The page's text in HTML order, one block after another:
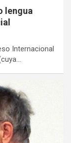
lengua
Internacional